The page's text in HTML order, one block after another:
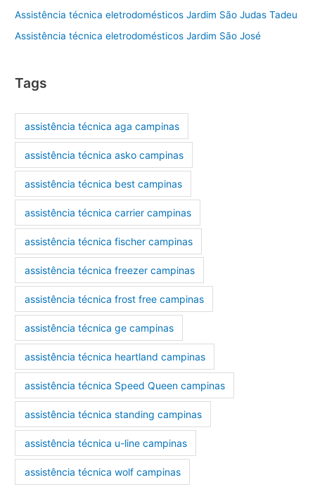
Assistência técnica eletrodomésticos Jardim São Judas Tadeu
Assistência técnica eletrodomésticos Jardim São José
Tags
assistência técnica aga campinas
assistência técnica asko campinas
assistência técnica best campinas
assistência técnica carrier campinas
assistência técnica fischer campinas
assistência técnica freezer campinas
assistência técnica frost free campinas
assistência técnica ge campinas
assistência técnica heartland campinas
assistência técnica Speed Queen campinas
assistência técnica standing campinas
assistência técnica u-line campinas
assistência técnica wolf campinas